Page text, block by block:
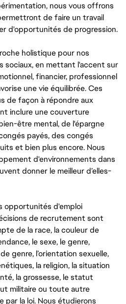
nous vous offrons
de faire un travail
d'opportunités de progression.
holistique pour nos
sociaux, en mettant l'accent sur
financier, professionnel
une vie équilibrée. Ces
de façon à répondre aux
inclure une couverture
être mental, de l'épargne
payés, des congés
et bien plus encore. Nous
d'environnements dans
donner le meilleur d’elles-
opportunités d'emploi
de recrutement sont
de la race, la couleur de
le sexe, le genre,
genre, l’orientation sexuelle,
la religion, la situation
la grossesse, le statut
militaire ou toute autre
la loi. Nous étudierons